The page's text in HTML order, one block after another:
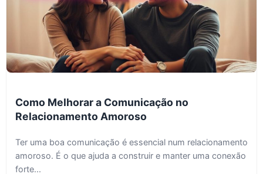
Como Melhorar a Comunicação no
Relacionamento Amoroso
Ter uma boa comunicação é essencial num relacionamento
amoroso. É o que ajuda a construir e manter uma conexão
forte...